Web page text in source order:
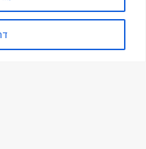
צרו קשר
חברת DMC Trucks